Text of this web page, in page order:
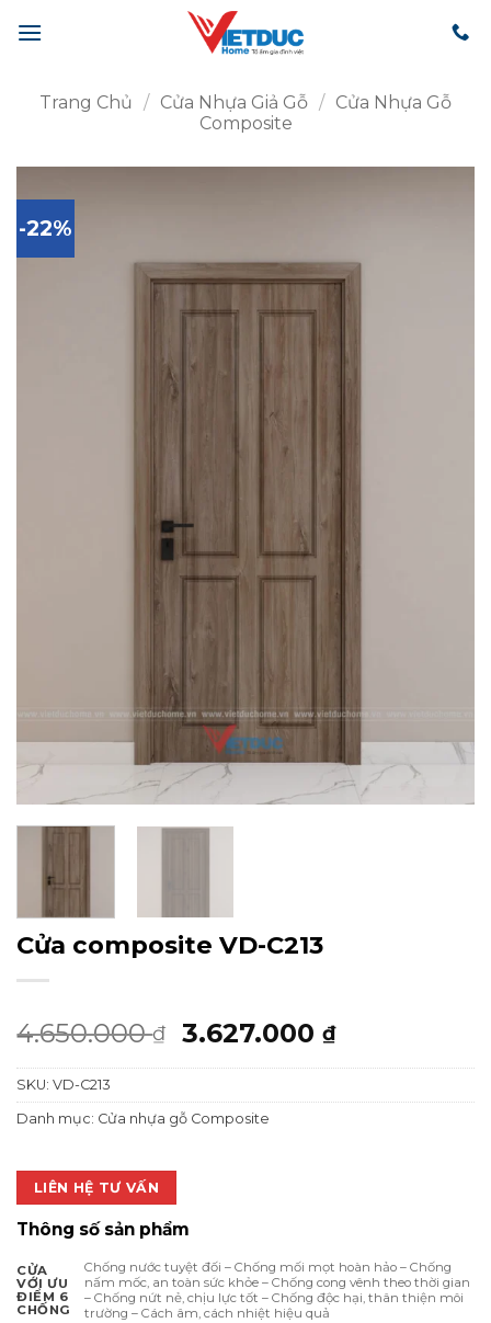
qua
dungTrang Chủ / Cửa Nhựa Giả Gỗ / Cửa Nhựa Gỗ
Composite
-22%
Cửa composite VD-C213
4.650.000₫
Giá
gốc
là:
4.650.000 ₫.
3.627.000 ₫Giá
hiện
tại
SKU: VD-C213
Danh mục: Cửa nhựa gỗ Composite
LIÊN HỆ TƯ VẤN
Thông số sản phẩm
CỬA
VỚI ƯU
ĐIỂM 6
CHỐNG
Chống nước tuyệt đối – Chống mối mọt hoàn hảo – Chống
nấm mốc, an toàn sức khỏe – Chống cong vênh theo thời gian
– Chống nứt nẻ, chịu lực tốt – Chống độc hại, thân thiện môi
trường – Cách âm, cách nhiệt hiệu quả